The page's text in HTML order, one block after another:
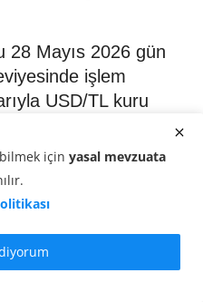
28 Mayıs 2026 gün
işlem
USD/TL kuru
için yasal mevzuata
.